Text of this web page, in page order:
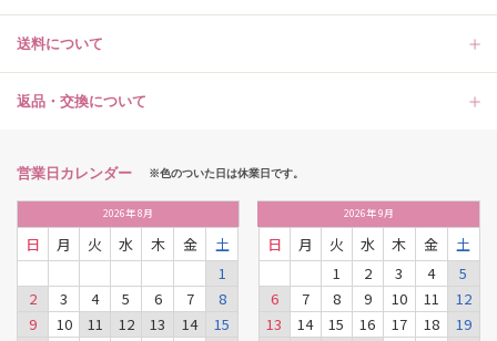
送料について
返品・交換について
営業日カレンダー ※色のついた日は休業日です。
2026年8月
日 月 火 水 木 金
土
1
2
3 4 5 6 7
8
9
10 11 12 13 14
15
2026年9月
日 月 火 水 木 金
土
1
2 3 4
5
6
7 8 9 10 11
12
13
14 15 16 17 18
19